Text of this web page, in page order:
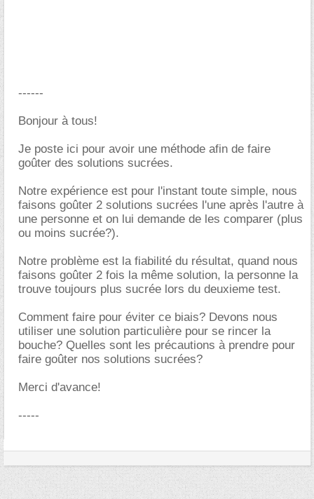
------
Bonjour à tous!
Je poste ici pour avoir une méthode afin de faire
goûter des solutions sucrées.
Notre expérience est pour l'instant toute simple, nous
faisons goûter 2 solutions sucrées l'une après l'autre à
une personne et on lui demande de les comparer (plus
ou moins sucrée?).
Notre problème est la fiabilité du résultat, quand nous
faisons goûter 2 fois la même solution, la personne la
trouve toujours plus sucrée lors du deuxieme test.
Comment faire pour éviter ce biais? Devons nous
utiliser une solution particulière pour se rincer la
bouche? Quelles sont les précautions à prendre pour
faire goûter nos solutions sucrées?
Merci d'avance!
-----